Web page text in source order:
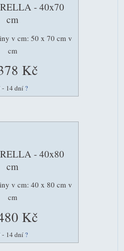
- 40x70
cm
v cm: 50 x 70 cm v
cm
Kč
- 14 dní ?
- 40x80
cm
v cm: 40 x 80 cm v
cm
Kč
- 14 dní ?